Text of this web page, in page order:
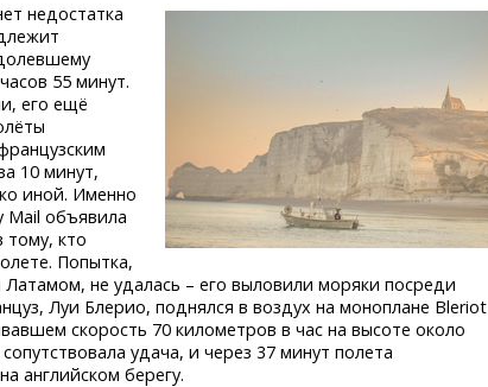
недостатка
55 минут.
его ещё
10 минут,
иной. Именно
Mail объявила
тому, кто
Попытка,
не удалась – его выловили моряки посреди
Луи Блерио, поднялся в воздух на моноплане Bleriot
скорость 70 километров в час на высоте около
удача, и через 37 минут полета
английском берегу.